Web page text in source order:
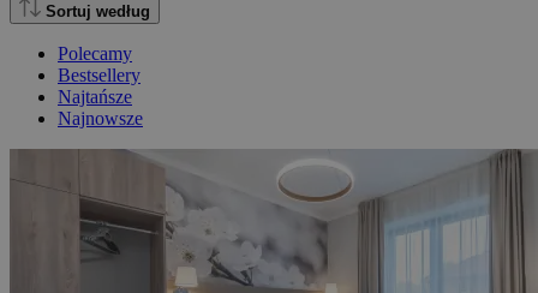
Sortuj według
Polecamy
Bestsellery
Najtańsze
Najnowsze